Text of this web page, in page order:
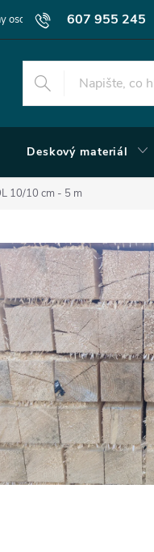
607 955 245
osobních údajů
Deskový materiál
10/10 cm - 5 m